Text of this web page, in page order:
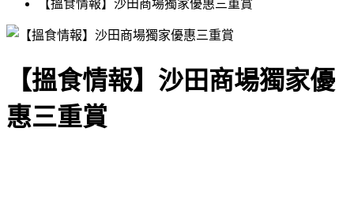
【搵食情報】沙田商場獨家優惠三重賞
【搵食情報】沙田商場獨家優
惠三重賞